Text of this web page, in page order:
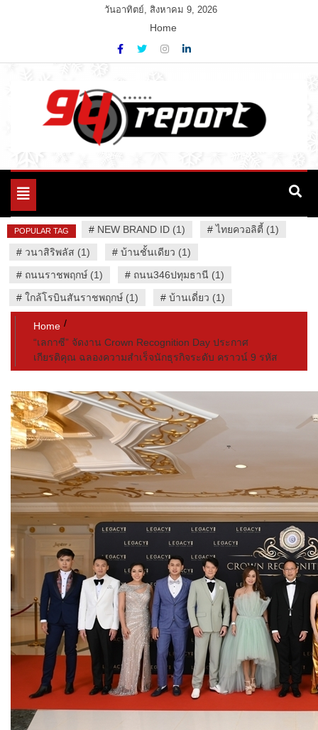
วันอาทิตย์, สิงหาคม 9, 2026
Home
94 Report.com
Variety News
Toggle
POPULAR TAG # NEW BRAND ID (1) #ไทยควอลิตี้ (1)
# วนาสิริพลัส (1) # บ้านชั้นเดียว (1)
# ถนนราชพฤกษ์ (1) # ถนน346ปทุมธานี (1)
# ใกล้โรบินสันราชพฤกษ์ (1) # บ้านเดี่ยว (1)
Home
“เลกาซี” จัดงาน Crown Recognition Day ประกาศ
เกียรติคุณ ฉลองความสำเร็จนักธุรกิจระดับ คราวน์ 9 รหัส